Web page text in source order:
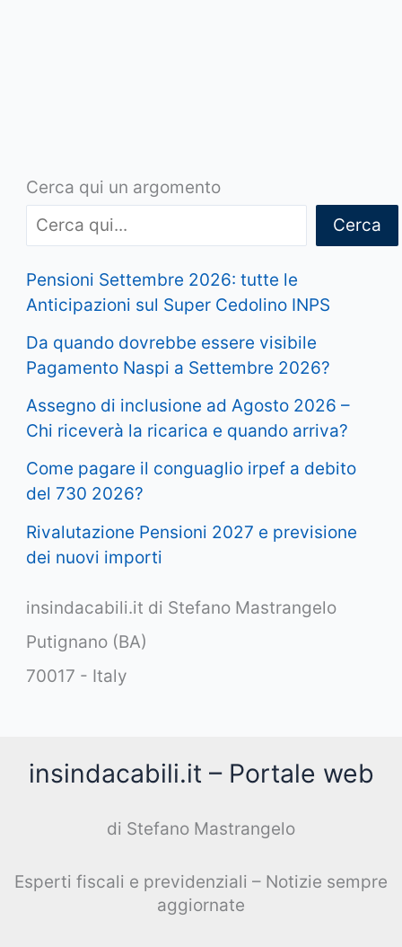
Cerca qui un argomento
Cerca
Pensioni Settembre 2026: tutte le
Anticipazioni sul Super Cedolino INPS
Da quando dovrebbe essere visibile
Pagamento Naspi a Settembre 2026?
Assegno di inclusione ad Agosto 2026 –
Chi riceverà la ricarica e quando arriva?
Come pagare il conguaglio irpef a debito
del 730 2026?
Rivalutazione Pensioni 2027 e previsione
dei nuovi importi
insindacabili.it di Stefano Mastrangelo
Putignano (BA)
70017 - Italy
insindacabili.it – Portale web
di Stefano Mastrangelo
Esperti fiscali e previdenziali – Notizie sempre
aggiornate